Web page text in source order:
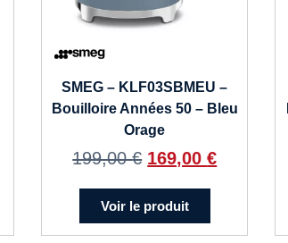
SMEG – KLF03SBMEU –
Bouilloire Années 50 – Bleu
Orage
199,00€ 169,00€
Voir le produit